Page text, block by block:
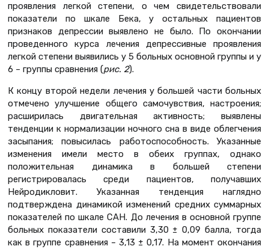
проявления легкой степени, о чем свидетельствовали
показатели по шкале Бека, у остальных пациентов
признаков депрессии выявлено не было. По окончании
проведенного курса лечения депрессивные проявления
легкой степени выявились у 5 больных основной группы и у
6 – группы сравнения (рис. 2).
К концу второй недели лечения у большей части больных
отмечено улучшение общего самочувствия, настроения;
расширилась двигательная активность; выявлены
тенденции к нормализации ночного сна в виде облегчения
засыпания; повысилась работоспособность. Указанные
изменения имели место в обеих группах, однако
положительная динамика в большей степени
регистрировалась среди пациентов, получавших
Нейродикловит. Указанная тенденция наглядно
подтверждена динамикой изменений средних суммарных
показателей по шкале САН. До лечения в основной группе
больных показатели составили 3,30 ± 0,09 балла, тогда
как в группе сравнения – 3,13 ± 0,17. На момент окончания